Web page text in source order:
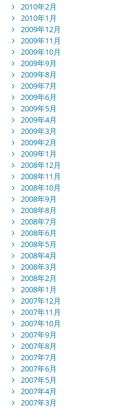
2010年2月
2010年1月
2009年12月
2009年11月
2009年10月
2009年9月
2009年8月
2009年7月
2009年6月
2009年5月
2009年4月
2009年3月
2009年2月
2009年1月
2008年12月
2008年11月
2008年10月
2008年9月
2008年8月
2008年7月
2008年6月
2008年5月
2008年4月
2008年3月
2008年2月
2008年1月
2007年12月
2007年11月
2007年10月
2007年9月
2007年8月
2007年7月
2007年6月
2007年5月
2007年4月
2007年3月